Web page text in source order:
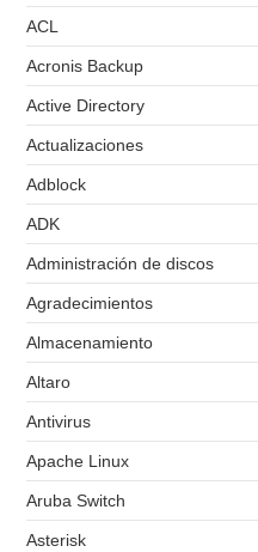
ACL
Acronis Backup
Active Directory
Actualizaciones
Adblock
ADK
Administración de discos
Agradecimientos
Almacenamiento
Altaro
Antivirus
Apache Linux
Aruba Switch
Asterisk